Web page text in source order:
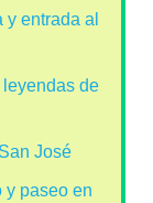
entrada al
leyendas de
José
y paseo en